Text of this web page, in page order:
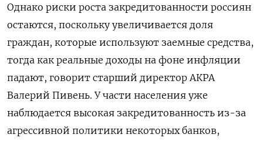
Однако риски роста закредитованности россиян
остаются, поскольку увеличивается доля
граждан, которые используют заемные средства,
тогда как реальные доходы на фоне инфляции
падают, говорит старший директор АКРА
Валерий Пивень. У части населения уже
наблюдается высокая закредитованность из-за
агрессивной политики некоторых банков,